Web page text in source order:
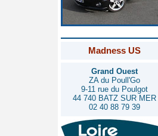
Madness US
Grand Ouest
ZA du Poull'Go
9-11 rue du Poulgot
44 740 BATZ SUR MER
02 40 88 79 39